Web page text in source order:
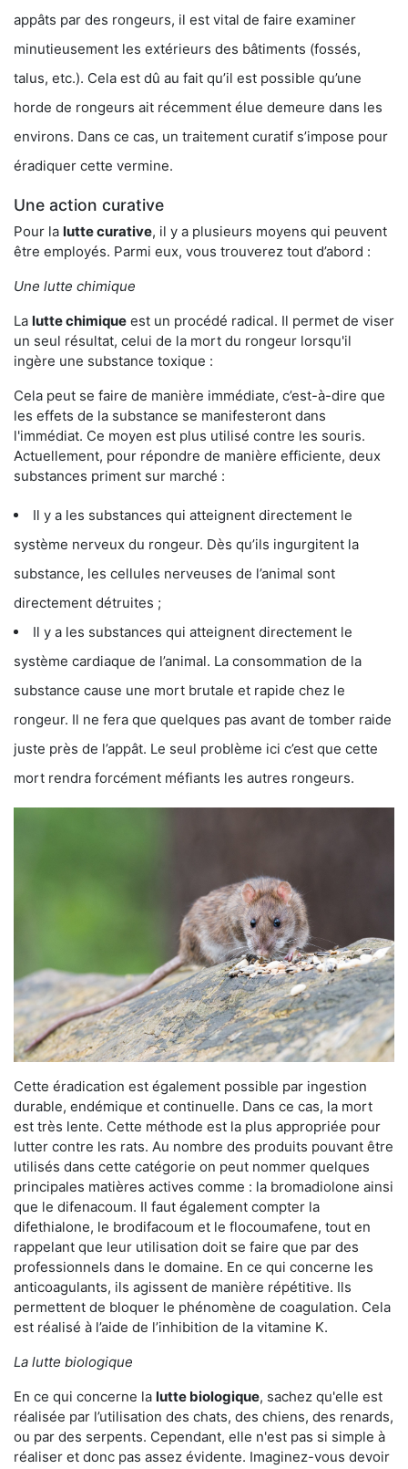
appâts par des rongeurs, il est vital de faire examiner
minutieusement les extérieurs des bâtiments (fossés,
talus, etc.). Cela est dû au fait qu’il est possible qu’une
horde de rongeurs ait récemment élue demeure dans les
environs. Dans ce cas, un traitement curatif s’impose pour
éradiquer cette vermine.
Une action curative
Pour la lutte curative, il y a plusieurs moyens qui peuvent
être employés. Parmi eux, vous trouverez tout d’abord :
Une lutte chimique
La lutte chimique est un procédé radical. Il permet de viser
un seul résultat, celui de la mort du rongeur lorsqu'il
ingère une substance toxique :
Cela peut se faire de manière immédiate, c’est-à-dire que
les effets de la substance se manifesteront dans
l'immédiat. Ce moyen est plus utilisé contre les souris.
Actuellement, pour répondre de manière efficiente, deux
substances priment sur marché :
Il y a les substances qui atteignent directement le
système nerveux du rongeur. Dès qu’ils ingurgitent la
substance, les cellules nerveuses de l’animal sont
directement détruites ;
Il y a les substances qui atteignent directement le
système cardiaque de l’animal. La consommation de la
substance cause une mort brutale et rapide chez le
rongeur. Il ne fera que quelques pas avant de tomber raide
juste près de l’appât. Le seul problème ici c’est que cette
mort rendra forcément méfiants les autres rongeurs.
Cette éradication est également possible par ingestion
durable, endémique et continuelle. Dans ce cas, la mort
est très lente. Cette méthode est la plus appropriée pour
lutter contre les rats. Au nombre des produits pouvant être
utilisés dans cette catégorie on peut nommer quelques
principales matières actives comme : la bromadiolone ainsi
que le difenacoum. Il faut également compter la
difethialone, le brodifacoum et le flocoumafene, tout en
rappelant que leur utilisation doit se faire que par des
professionnels dans le domaine. En ce qui concerne les
anticoagulants, ils agissent de manière répétitive. Ils
permettent de bloquer le phénomène de coagulation. Cela
est réalisé à l’aide de l’inhibition de la vitamine K.
La lutte biologique
En ce qui concerne la lutte biologique, sachez qu'elle est
réalisée par l’utilisation des chats, des chiens, des renards,
ou par des serpents. Cependant, elle n'est pas si simple à
réaliser et donc pas assez évidente. Imaginez-vous devoir